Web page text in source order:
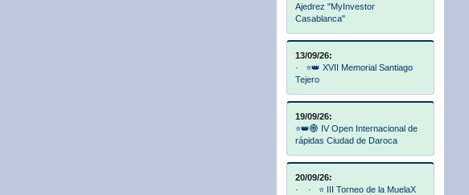
Ajedrez "MyInvestor
Casablanca"
13/09/26:
· ⭐👑 XVII Memorial Santiago
Tejero
19/09/26:
⭐👑🌐 IV Open Internacional de
rápidas Ciudad de Daroca
20/09/26:
· · ⭐ III Torneo de la MuelaX